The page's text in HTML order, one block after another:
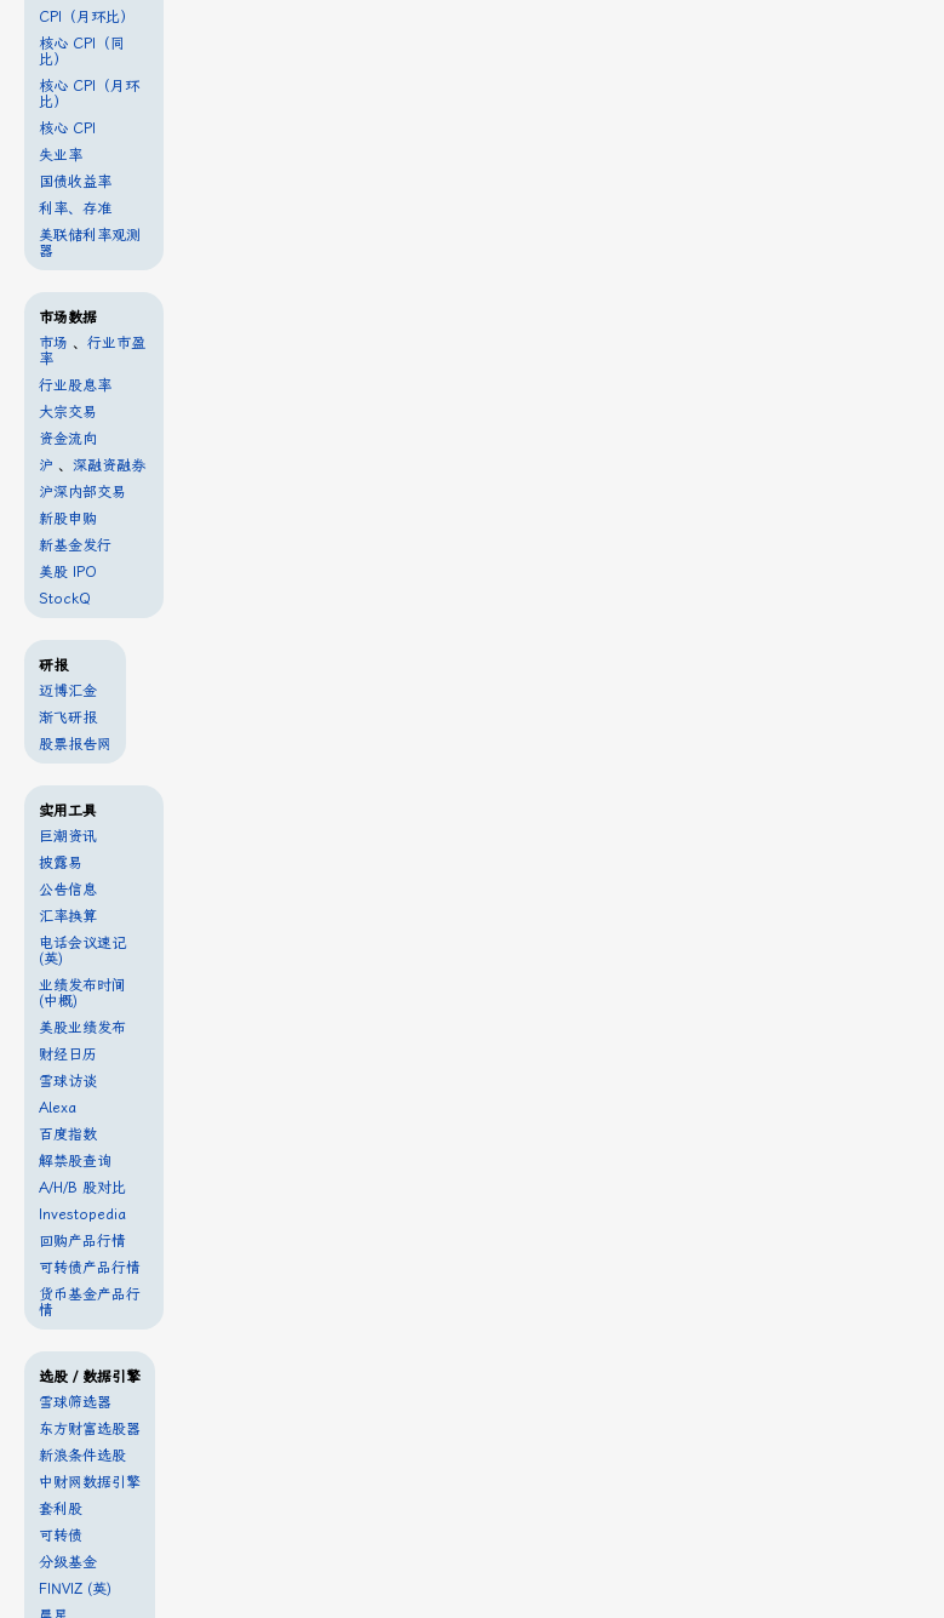
CPI（月环比）
核心 CPI（同
比）
核心 CPI（月环
比）
核心 CPI
失业率
国债收益率
利率、存准
美联储利率观测
器
市场数据
市场 、 行业市盈
率
行业股息率
大宗交易
资金流向
沪 、 深融资融券
沪深内部交易
新股申购
新基金发行
美股 IPO
StockQ
研报
迈博汇金
渐飞研报
股票报告网
实用工具
巨潮资讯
披露易
公告信息
汇率换算
电话会议速记
(英)
业绩发布时间
(中概)
美股业绩发布
财经日历
雪球访谈
Alexa
百度指数
解禁股查询
A/H/B 股对比
Investopedia
回购产品行情
可转债产品行情
货币基金产品行
情
选股 / 数据引擎
雪球筛选器
东方财富选股器
新浪条件选股
中财网数据引擎
套利股
可转债
分级基金
FINVIZ (英)